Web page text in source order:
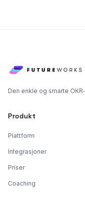
Den enkle og smarte
Produkt
Plattform
Integrasjoner
Priser
Coaching